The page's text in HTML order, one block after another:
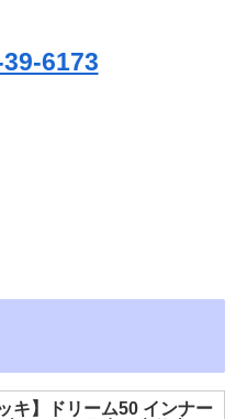
6173
キ】ドリーム50 インナー